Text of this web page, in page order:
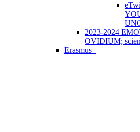
2023-2024
OVIDIUM;
Erasmus+